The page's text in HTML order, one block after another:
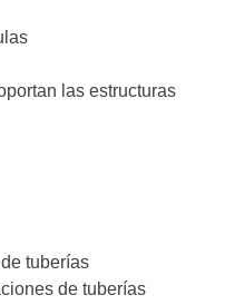
las estructuras
tuberías
de tuberías